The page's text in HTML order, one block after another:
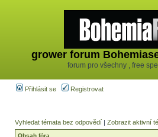
grower forum
forum pro všechny , free
Přihlásit se Registrovat
Vyhledat témata bez odpovědí | Zobrazit aktivní
Obsah fóra